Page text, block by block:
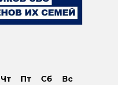
Чт Пт Сб
Вс